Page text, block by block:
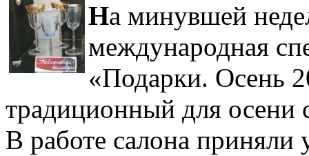
На минувшей
международная
«Подарки. Осень
традиционный для осени
В работе салона приняли